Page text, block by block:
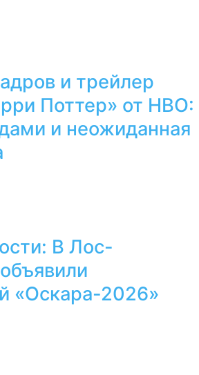
и трейлер
Поттер» от HBO:
и неожиданная
В Лос-
«Оскара-2026»